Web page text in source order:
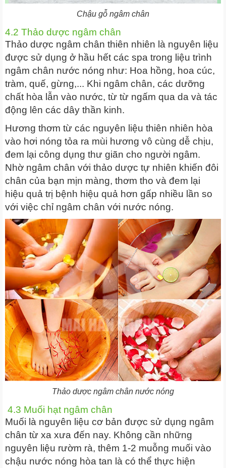
Chậu gỗ ngâm chân
4.2 Thảo dược ngâm chân
Thảo dược ngâm chân thiên nhiên là nguyên liệu
được sử dụng ở hầu hết các spa trong liệu trình
ngâm chân nước nóng như: Hoa hồng, hoa cúc,
tràm, quế, gừng,... Khi ngâm chân, các dưỡng
chất hòa lẫn vào nước, từ từ ngấm qua da và tác
động lên các dây thần kinh.
Hương thơm từ các nguyên liệu thiên nhiên hòa
vào hơi nóng tỏa ra mùi hương vô cùng dễ chịu,
đem lại công dụng thư giãn cho người ngâm.
Nhờ ngâm chân với thảo dược tự nhiên khiến đôi
chân của bạn mịn màng, thơm tho và đem lại
hiệu quả trị bệnh hiệu quả hơn gấp nhiều lần so
với việc chỉ ngâm chân với nước nóng.
Thảo dược ngâm chân nước nóng
4.3 Muối hạt ngâm chân
Muối là nguyên liệu cơ bản được sử dụng ngâm
chân từ xa xưa đến nay. Không cần những
nguyên liệu rườm rà, thêm 1-2 muỗng muối vào
chậu nước nóng hòa tan là có thể thực hiện